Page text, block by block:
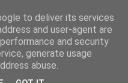
to deliver its services
and user-agent are
and security
generate usage
abuse.